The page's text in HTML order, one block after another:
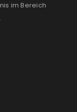
im Bereich